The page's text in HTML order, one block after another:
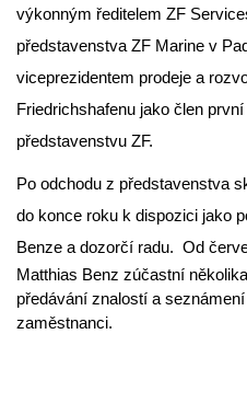
výkonným ředitelem ZF
představenstva ZF Marine v
viceprezidentem prodeje a
Friedrichshafenu jako člen
představenstvu ZF.
Po odchodu z představenstva
do konce roku k dispozici jako
Benze a dozorčí radu. Od
Matthias Benz zúčastní
předávání znalostí a
zaměstnanci.